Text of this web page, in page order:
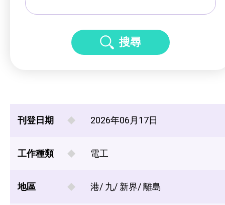
搜尋
刊登日期 2026年06月17日
工作種類 電工
地區 港/ 九/ 新界/ 離島